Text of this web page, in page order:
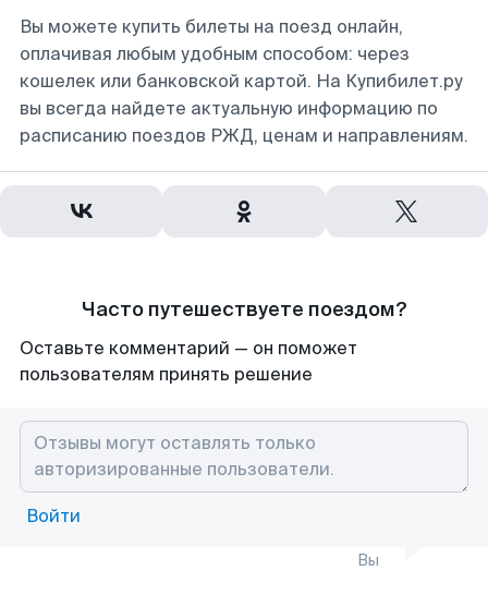
Вы можете купить билеты на поезд онлайн,
оплачивая любым удобным способом: через
кошелек или банковской картой. На Купибилет.ру
вы всегда найдете актуальную информацию по
расписанию поездов РЖД, ценам и направлениям.
Часто путешествуете поездом?
Оставьте комментарий — он поможет
пользователям принять решение
Войти
Вы